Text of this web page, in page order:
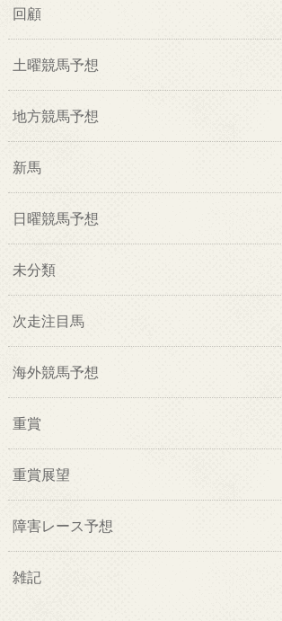
回顧
土曜競馬予想
地方競馬予想
新馬
日曜競馬予想
未分類
次走注目馬
海外競馬予想
重賞
重賞展望
障害レース予想
雑記